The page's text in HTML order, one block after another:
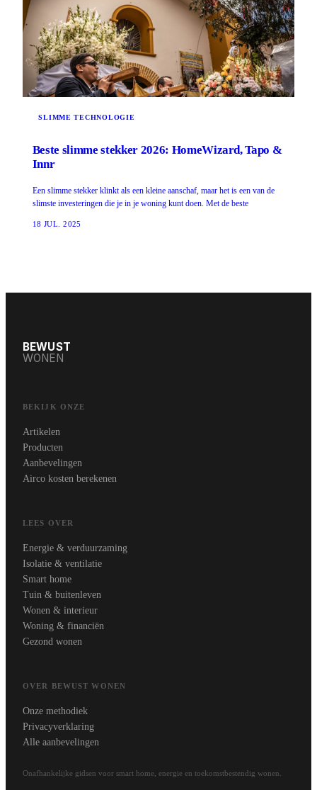
SLIMME TECHNOLOGIE
Beste slimme stekker 2026: HomeWizard, Tapo &
Innr
Een slimme stekker klinkt als een kleine aanschaf, maar het is een van de
slimste investeringen die je in je woning kunt doen. Met de beste
18 JUL. 2025
BEWUST
WONEN
BEKIJK ONZE
Artikelen
Producten
Aanbevelingen
Airco kosten berekenen
LEES OVER
Energie & verduurzaming
Isolatie & ventilatie
Smart home
Tuin & buitenleven
Wonen & interieur
Woning & financiën
Gezond wonen
OVER BEWUST WONEN
Onze methodiek
Privacyverklaring
Alle aanbevelingen
Onafhankelijke gidsen voor smart home, energie en toekomstbestendig wonen.